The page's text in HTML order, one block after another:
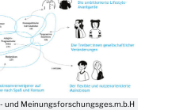
und Meinungsforschungsges.m.b.H